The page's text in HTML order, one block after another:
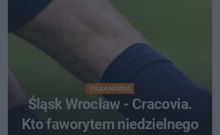
PIŁKA NOŻNA
Śląsk Wrocław - Cracovia.
Kto faworytem niedzielnego